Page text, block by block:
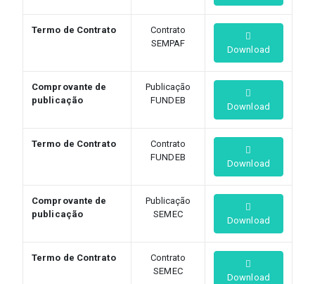
Termo de Contrato
Contrato
SEMPAF
Download
Comprovante de
publicação
Publicação
FUNDEB
Download
Termo de Contrato
Contrato
FUNDEB
Download
Comprovante de
publicação
Publicação
SEMEC
Download
Termo de Contrato
Contrato
SEMEC
Download